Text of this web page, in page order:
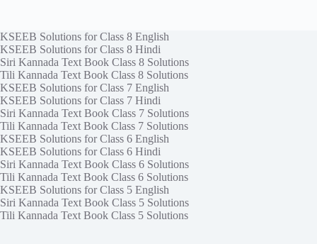
KSEEB Solutions for Class 8 English
KSEEB Solutions for Class 8 Hindi
Siri Kannada Text Book Class 8 Solutions
Tili Kannada Text Book Class 8 Solutions
KSEEB Solutions for Class 7 English
KSEEB Solutions for Class 7 Hindi
Siri Kannada Text Book Class 7 Solutions
Tili Kannada Text Book Class 7 Solutions
KSEEB Solutions for Class 6 English
KSEEB Solutions for Class 6 Hindi
Siri Kannada Text Book Class 6 Solutions
Tili Kannada Text Book Class 6 Solutions
KSEEB Solutions for Class 5 English
Siri Kannada Text Book Class 5 Solutions
Tili Kannada Text Book Class 5 Solutions